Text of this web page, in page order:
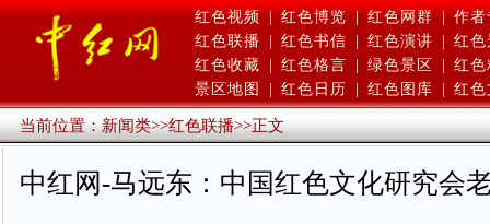
红色视频 | 红色博览 | 红色网群 | 作者
红色联播
红色书信 红色演讲
红色
红色收藏
红色格言 绿色景区
红色
景区地图
红色日历 红色图库 红色
当前位置：新闻类>>红色联播>>正文
中红网-马远东：中国红色文化研究会